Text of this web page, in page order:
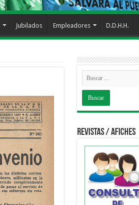
Jubilados Empleadores D.D.H.H.
Revistas / Afiches